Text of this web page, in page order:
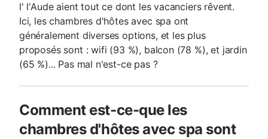
l' l'Aude aient tout ce dont les vacanciers rêvent.
Ici, les chambres d'hôtes avec spa ont
généralement diverses options, et les plus
proposés sont : wifi (93 %), balcon (78 %), et jardin
(65 %)... Pas mal n'est-ce pas ?
Comment est-ce-que les
chambres d'hôtes avec spa sont